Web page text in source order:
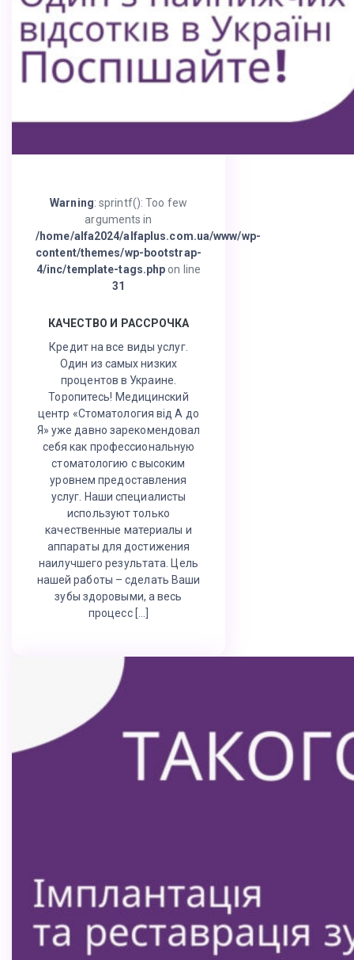
Warning: sprintf(): Too few
arguments in
/home/alfa2024/alfaplus.com.ua/www/wp-
content/themes/wp-bootstrap-
4/inc/template-tags.php on line
31
КАЧЕСТВО И РАССРОЧКА
Кредит на все виды услуг.
Один из самых низких
процентов в Украине.
Торопитесь! Медицинский
центр «Стоматология від А до
Я» уже давно зарекомендовал
себя как профессиональную
стоматологию с высоким
уровнем предоставления
услуг. Наши специалисты
используют только
качественные материалы и
аппараты для достижения
наилучшего результата. Цель
нашей работы – сделать Ваши
зубы здоровыми, а весь
процесс […]